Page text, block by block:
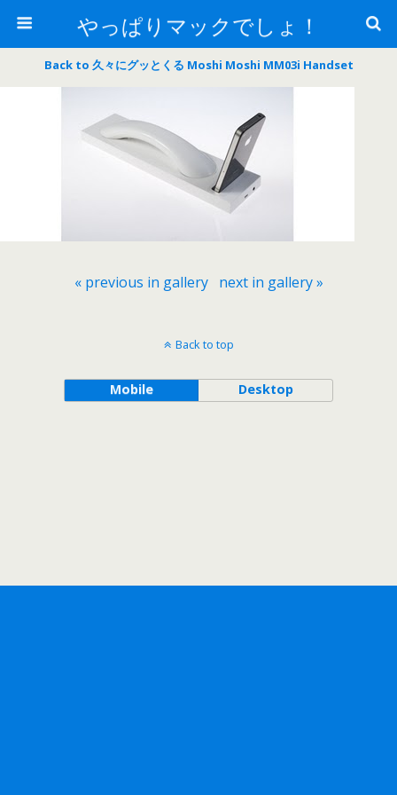
やっぱりマックでしょ！
Back to 久々にグッとくる Moshi Moshi MM03i Handset
« previous in gallery next in gallery »
Back to top
Mobile Desktop